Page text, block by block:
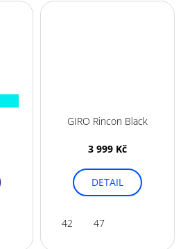
GIRO Rincon Black
3 999 Kč
DETAIL
42 47